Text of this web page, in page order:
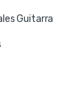
Guitarra